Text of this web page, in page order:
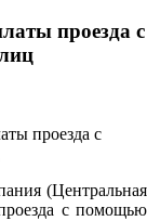
проезда с
(Центральная
с помощью